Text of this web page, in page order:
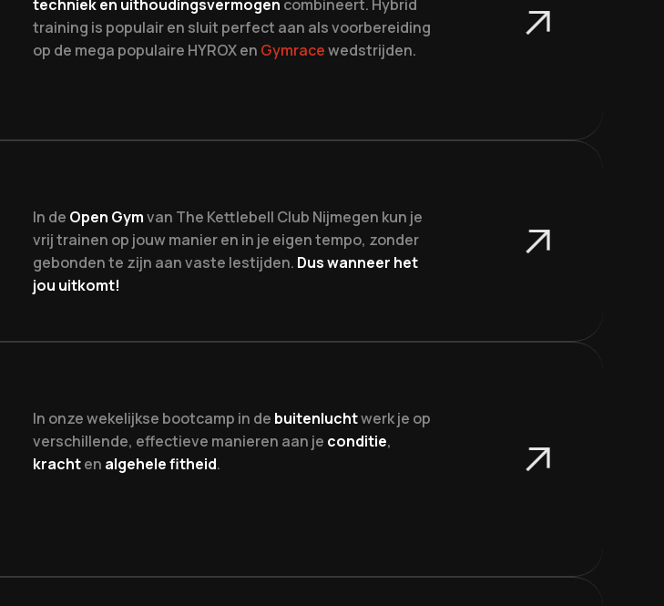
techniek en uithoudingsvermogen combineert. Hybrid
training is populair en sluit perfect aan als voorbereiding
op de mega populaire HYROX en Gymracewedstrijden.
In de Open Gymvan The Kettlebell Club Nijmegen kun je
vrij trainen op jouw manier en in je eigen tempo, zonder
gebonden te zijn aan vaste lestijden. Dus wanneer het
jou uitkomt!
In onze wekelijkse bootcamp in de buitenluchtwerk je op
verschillende, effectieve manieren aan je conditie,
krachten algehele fitheid.